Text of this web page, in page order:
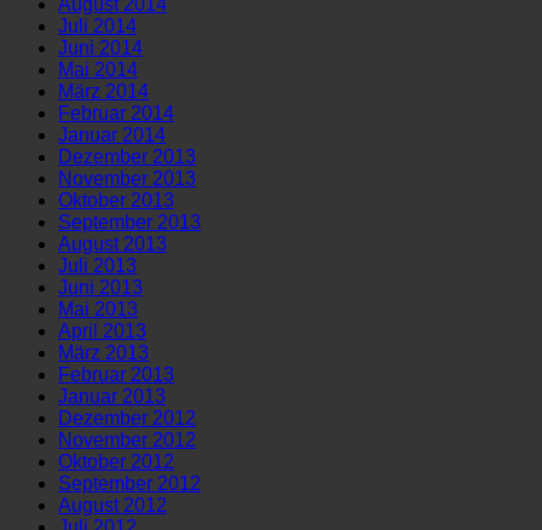
Juli 2014
Juni 2014
Mai 2014
März 2014
Februar 2014
Januar 2014
Dezember 2013
November 2013
Oktober 2013
September 2013
August 2013
Juli 2013
Juni 2013
Mai 2013
April 2013
März 2013
Februar 2013
Januar 2013
Dezember 2012
November 2012
Oktober 2012
September 2012
August 2012